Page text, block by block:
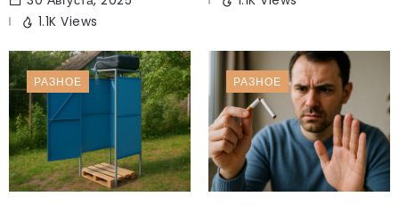
1.1K Views
РАЗНОЕ РАЗНОЕ